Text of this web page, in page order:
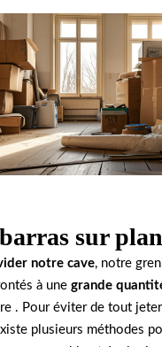
sur
notre cave, notre
à une grande
. Pour éviter de tout
plusieurs méthodes